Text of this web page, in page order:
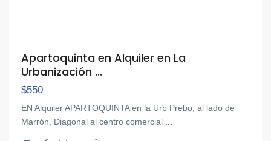
Apartoquinta en Alquiler en La
Urbanización ...
$550
EN Alquiler APARTOQUINTA en la Urb Prebo, al lado de
Marrón, Diagonal al centro comercial